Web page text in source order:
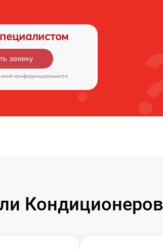
заявку
конфиденциальности